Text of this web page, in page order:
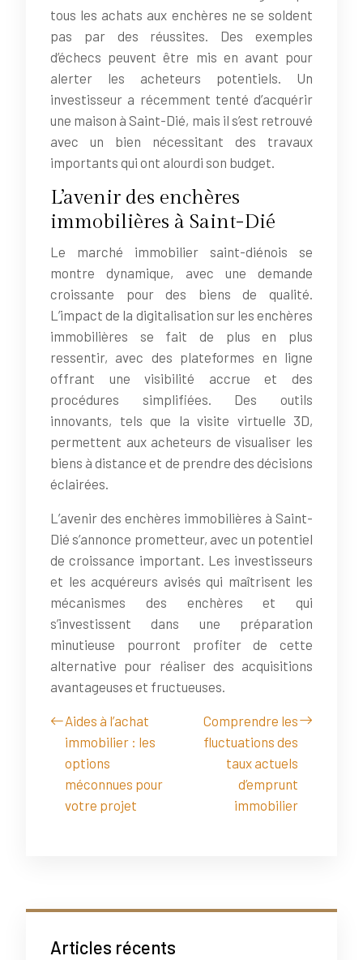
tous les achats aux enchères ne se soldent
pas par des réussites. Des exemples
d’échecs peuvent être mis en avant pour
alerter les acheteurs potentiels. Un
investisseur a récemment tenté d’acquérir
une maison à Saint-Dié, mais il s’est retrouvé
avec un bien nécessitant des travaux
importants qui ont alourdi son budget.
L’avenir des enchères
immobilières à Saint-Dié
Le marché immobilier saint-diénois se
montre dynamique, avec une demande
croissante pour des biens de qualité.
L’impact de la digitalisation sur les enchères
immobilières se fait de plus en plus
ressentir, avec des plateformes en ligne
offrant une visibilité accrue et des
procédures simplifiées. Des outils
innovants, tels que la visite virtuelle 3D,
permettent aux acheteurs de visualiser les
biens à distance et de prendre des décisions
éclairées.
L’avenir des enchères immobilières à Saint-
Dié s’annonce prometteur, avec un potentiel
de croissance important. Les investisseurs
et les acquéreurs avisés qui maîtrisent les
mécanismes des enchères et qui
s’investissent dans une préparation
minutieuse pourront profiter de cette
alternative pour réaliser des acquisitions
avantageuses et fructueuses.
Aides à l’achat
immobilier : les
options
méconnues pour
votre projet
Comprendre les
fluctuations des
taux actuels
d’emprunt
immobilier
Articles récents